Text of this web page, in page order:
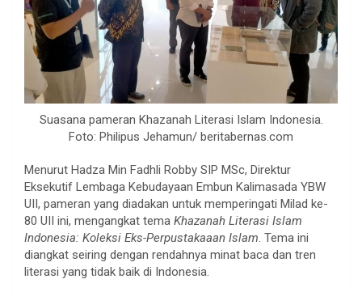
Suasana pameran Khazanah Literasi Islam Indonesia.
Foto: Philipus Jehamun/ beritabernas.com
Menurut Hadza Min Fadhli Robby SIP MSc, Direktur
Eksekutif Lembaga Kebudayaan Embun Kalimasada YBW
UII, pameran yang diadakan untuk memperingati Milad ke-
80 UII ini, mengangkat tema Khazanah Literasi Islam
Indonesia: Koleksi Eks-Perpustakaaan Islam. Tema ini
diangkat seiring dengan rendahnya minat baca dan tren
literasi yang tidak baik di Indonesia.